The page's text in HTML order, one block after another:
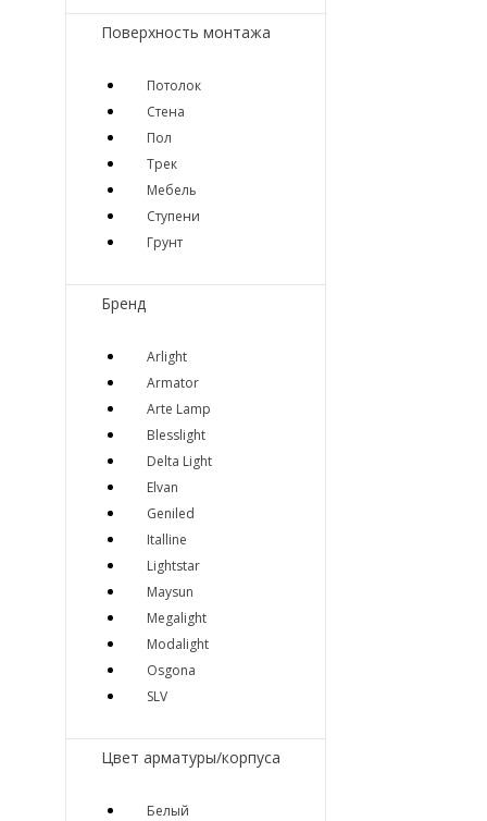
Поверхность монтажа
Потолок
Стена
Пол
Трек
Мебель
Ступени
Грунт
Бренд
Arlight
Armator
Arte Lamp
Blesslight
Delta Light
Elvan
Geniled
Italline
Lightstar
Maysun
Megalight
Modalight
Osgona
SLV
Цвет арматуры/корпуса
Белый